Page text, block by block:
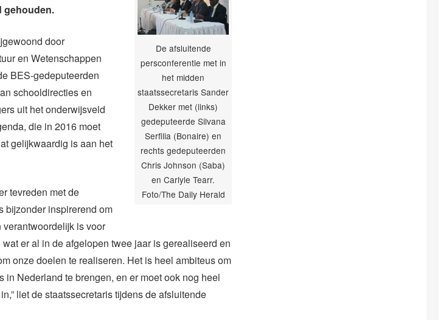
De afsluitende
persconferentie met in
het midden
staatssecretaris Sander
Dekker met (links)
gedeputeerde Silvana
Serfilia (Bonaire) en
rechts gedeputeerden
Chris Johnson (Saba)
en Carlyle Tearr.
Foto/The Daily Herald
gehouden.
door
en Wetenschappen
BES-gedeputeerden
schooldirecties en
uit het onderwijsveld
die in 2016 moet
gelijkwaardig is aan het
tevreden met de
bijzonder inspirerend om
is voor
er al in de afgelopen twee jaar is gerealiseerd en
onze doelen te realiseren. Het is heel ambiteus om
in Nederland te brengen, en er moet ook nog heel
liet de staatssecretaris tijdens de afsluitende